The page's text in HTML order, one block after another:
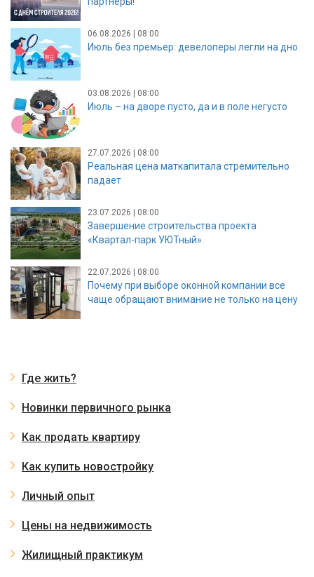
06.08.2026 | 08:00
Июль без премьер: девелоперы легли на дно
03.08.2026 | 08:00
Июль – на дворе пусто, да и в поле негусто
27.07.2026 | 08:00
Реальная цена маткапитала стремительно
падает
23.07.2026 | 08:00
Завершение строительства проекта
«Квартал-парк УЮТный»
22.07.2026 | 08:00
Почему при выборе оконной компании все
чаще обращают внимание не только на цену
Где жить?
Новинки первичного рынка
Как продать квартиру
Как купить новостройку
Личный опыт
Цены на недвижимость
Жилищный практикум